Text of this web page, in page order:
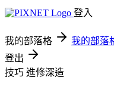
登入
我的部落格 我的部落
登出
技巧 進修深造